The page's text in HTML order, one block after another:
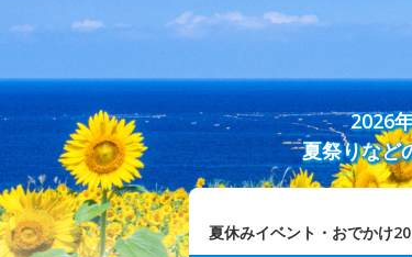
2026
夏祭りなど
夏休みイベント・おでかけ